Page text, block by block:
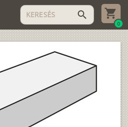
search
0